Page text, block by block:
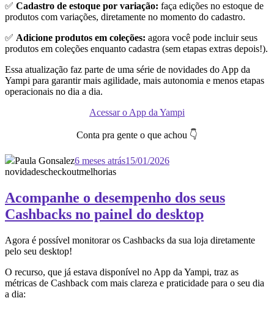
✅ Cadastro de estoque por variação: faça edições no estoque de
produtos com variações, diretamente no momento do cadastro.
✅ Adicione produtos em coleções: agora você pode incluir seus
produtos em coleções enquanto cadastra (sem etapas extras depois!).
Essa atualização faz parte de uma série de novidades do App da
Yampi para garantir mais agilidade, mais autonomia e menos etapas
operacionais no dia a dia.
Acessar o App da Yampi
Conta pra gente o que achou 👇
Paula Gonsalez6 meses atrás15/01/2026
novidadescheckoutmelhorias
Acompanhe o desempenho dos seus
Cashbacks no painel do desktop
Agora é possível monitorar os Cashbacks da sua loja diretamente
pelo seu desktop!
O recurso, que já estava disponível no App da Yampi, traz as
métricas de Cashback com mais clareza e praticidade para o seu dia
a dia: